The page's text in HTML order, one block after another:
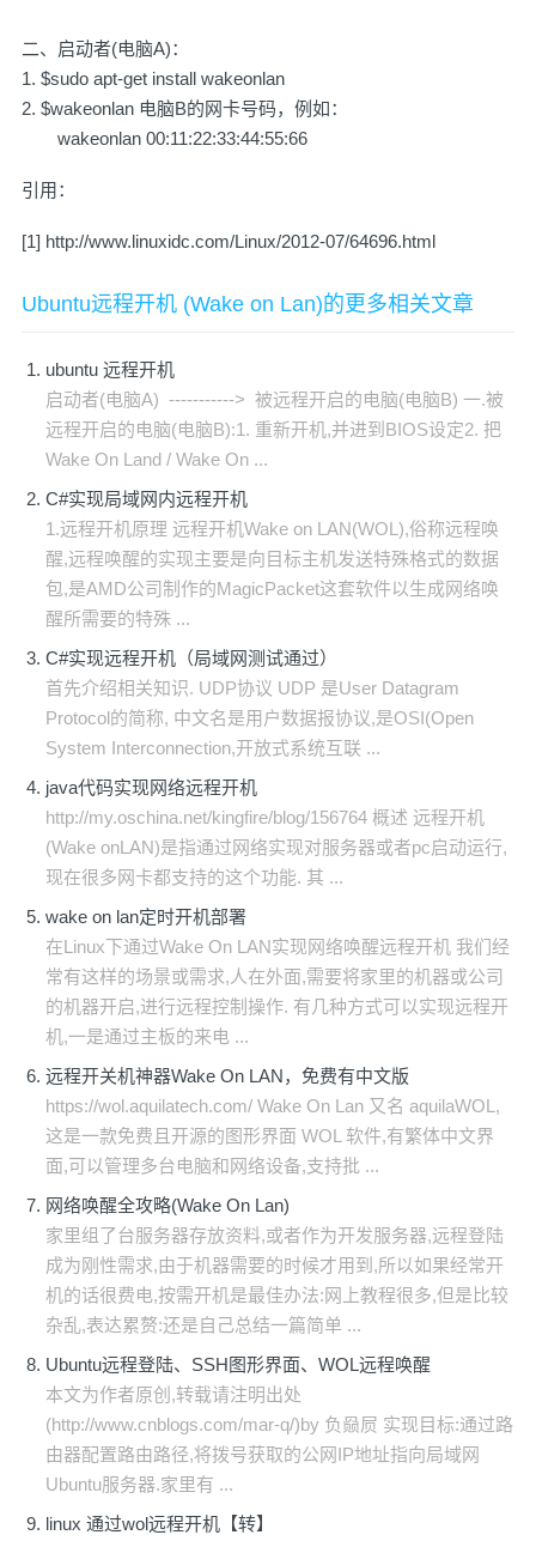
二、启动者(电脑A)：
1. $sudo apt-get install wakeonlan
2. $wakeonlan 电脑B的网卡号码，例如：
wakeonlan 00:11:22:33:44:55:66
引用：
[1] http://www.linuxidc.com/Linux/2012-07/64696.html
Ubuntu远程开机 (Wake on Lan)的更多相关文章
ubuntu 远程开机
启动者(电脑A) -----------> 被远程开启的电脑(电脑B) 一.被
远程开启的电脑(电脑B):1. 重新开机,并进到BIOS设定2. 把
Wake On Land / Wake On ...
C#实现局域网内远程开机
1.远程开机原理 远程开机Wake on LAN(WOL),俗称远程唤
醒,远程唤醒的实现主要是向目标主机发送特殊格式的数据
包,是AMD公司制作的MagicPacket这套软件以生成网络唤
醒所需要的特殊 ...
C#实现远程开机（局域网测试通过）
首先介绍相关知识. UDP协议 UDP 是User Datagram
Protocol的简称, 中文名是用户数据报协议,是OSI(Open
System Interconnection,开放式系统互联 ...
java代码实现网络远程开机
http://my.oschina.net/kingfire/blog/156764 概述 远程开机
(Wake onLAN)是指通过网络实现对服务器或者pc启动运行,
现在很多网卡都支持的这个功能. 其 ...
wake on lan定时开机部署
在Linux下通过Wake On LAN实现网络唤醒远程开机 我们经
常有这样的场景或需求,人在外面,需要将家里的机器或公司
的机器开启,进行远程控制操作. 有几种方式可以实现远程开
机,一是通过主板的来电 ...
远程开关机神器Wake On LAN，免费有中文版
https://wol.aquilatech.com/ Wake On Lan 又名 aquilaWOL,
这是一款免费且开源的图形界面 WOL 软件,有繁体中文界
面,可以管理多台电脑和网络设备,支持批 ...
网络唤醒全攻略(Wake On Lan)
家里组了台服务器存放资料,或者作为开发服务器,远程登陆
成为刚性需求,由于机器需要的时候才用到,所以如果经常开
机的话很费电,按需开机是最佳办法:网上教程很多,但是比较
杂乱,表达累赘:还是自己总结一篇简单 ...
Ubuntu远程登陆、SSH图形界面、WOL远程唤醒
本文为作者原创,转载请注明出处
(http://www.cnblogs.com/mar-q/)by 负赑屃 实现目标:通过路
由器配置路由路径,将拨号获取的公网IP地址指向局域网
Ubuntu服务器.家里有 ...
linux 通过wol远程开机【转】